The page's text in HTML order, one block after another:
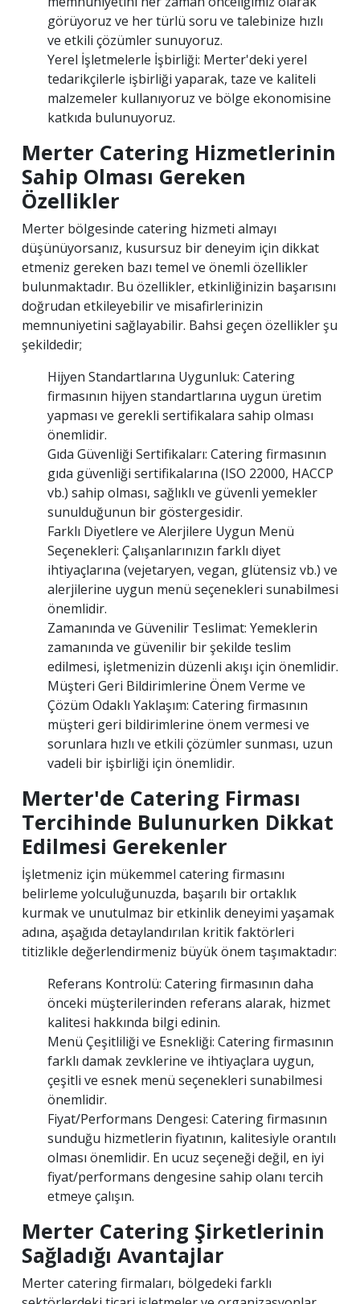
görüyoruz ve her türlü soru ve talebinize hızlı
ve etkili çözümler sunuyoruz.
Yerel İşletmelerle İşbirliği: Merter'deki yerel
tedarikçilerle işbirliği yaparak, taze ve kaliteli
malzemeler kullanıyoruz ve bölge ekonomisine
katkıda bulunuyoruz.
Merter Catering Hizmetlerinin
Sahip Olması Gereken
Özellikler
Merter bölgesinde catering hizmeti almayı
düşünüyorsanız, kusursuz bir deneyim için dikkat
etmeniz gereken bazı temel ve önemli özellikler
bulunmaktadır. Bu özellikler, etkinliğinizin başarısını
doğrudan etkileyebilir ve misafirlerinizin
memnuniyetini sağlayabilir. Bahsi geçen özellikler şu
şekildedir;
Hijyen Standartlarına Uygunluk: Catering
firmasının hijyen standartlarına uygun üretim
yapması ve gerekli sertifikalara sahip olması
önemlidir.
Gıda Güvenliği Sertifikaları: Catering firmasının
gıda güvenliği sertifikalarına (ISO 22000, HACCP
vb.) sahip olması, sağlıklı ve güvenli yemekler
sunulduğunun bir göstergesidir.
Farklı Diyetlere ve Alerjilere Uygun Menü
Seçenekleri: Çalışanlarınızın farklı diyet
ihtiyaçlarına (vejetaryen, vegan, glütensiz vb.) ve
alerjilerine uygun menü seçenekleri sunabilmesi
önemlidir.
Zamanında ve Güvenilir Teslimat: Yemeklerin
zamanında ve güvenilir bir şekilde teslim
edilmesi, işletmenizin düzenli akışı için önemlidir.
Müşteri Geri Bildirimlerine Önem Verme ve
Çözüm Odaklı Yaklaşım: Catering firmasının
müşteri geri bildirimlerine önem vermesi ve
sorunlara hızlı ve etkili çözümler sunması, uzun
vadeli bir işbirliği için önemlidir.
Merter'de Catering Firması
Tercihinde Bulunurken Dikkat
Edilmesi Gerekenler
İşletmeniz için mükemmel catering firmasını
belirleme yolculuğunuzda, başarılı bir ortaklık
kurmak ve unutulmaz bir etkinlik deneyimi yaşamak
adına, aşağıda detaylandırılan kritik faktörleri
titizlikle değerlendirmeniz büyük önem taşımaktadır:
Referans Kontrolü: Catering firmasının daha
önceki müşterilerinden referans alarak, hizmet
kalitesi hakkında bilgi edinin.
Menü Çeşitliliği ve Esnekliği: Catering firmasının
farklı damak zevklerine ve ihtiyaçlara uygun,
çeşitli ve esnek menü seçenekleri sunabilmesi
önemlidir.
Fiyat/Performans Dengesi: Catering firmasının
sunduğu hizmetlerin fiyatının, kalitesiyle orantılı
olması önemlidir. En ucuz seçeneği değil, en iyi
fiyat/performans dengesine sahip olanı tercih
etmeye çalışın.
Merter Catering Şirketlerinin
Sağladığı Avantajlar
Merter catering firmaları, bölgedeki farklı